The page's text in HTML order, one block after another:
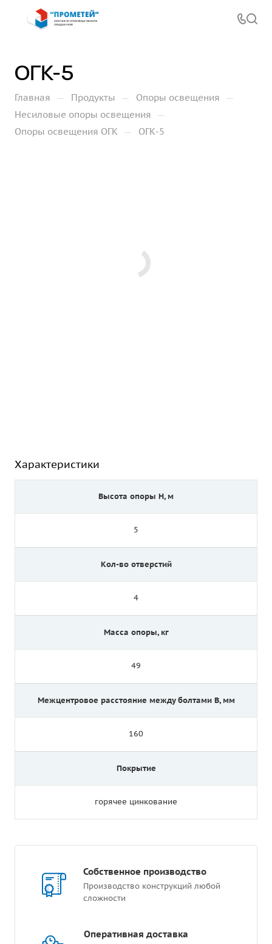
ОГК-5
Главная — Продукты — Опоры освещения —
Несиловые опоры освещения —
Опоры освещения ОГК — ОГК-5
Характеристики
Высота опоры Н, м
5
Кол-во отверстий
4
Масса опоры, кг
49
Межцентровое расстояние между болтами B, мм
160
Покрытие
горячее цинкование
Собственное производство
Производство конструкций любой
сложности
Оперативная доставка